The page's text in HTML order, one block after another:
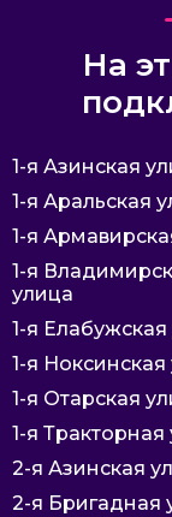
На
1-я Азинская
1-я Аральская
1-я
1-я
улица
1-я
1-я Ноксинская
1-я Отарская
1-я Тракторная
2-я Азинская
2-я Бригадная